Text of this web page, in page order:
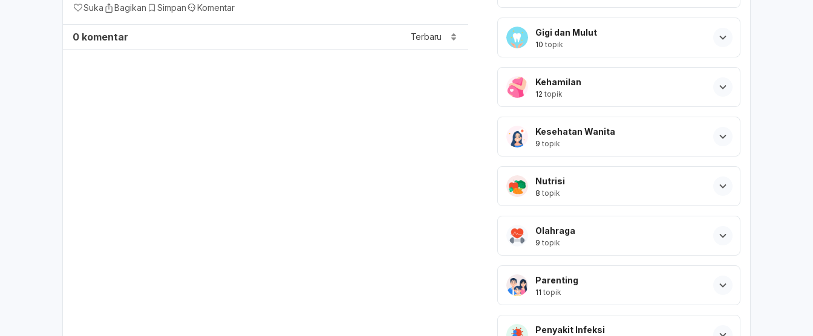
Suka Bagikan Simpan Komentar
0 komentar Terbaru Gigi dan Mulut
10 topik
Kehamilan
12 topik
Kesehatan Wanita
9 topik
Nutrisi
8 topik
Olahraga
9 topik
Parenting
11 topik
Penyakit Infeksi